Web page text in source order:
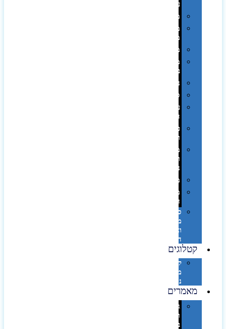
עור
מחברות
מחזיקי
מפתחות
משחקים
מתנה
בפחית
נסיעות
ספורט
על
השולחן…
פינוק
וספא
מזוודות
ותיקי
נסיעות
מטריות
מוצרי
חוף
סביבת
מחשב
וציוד
היקפי
קטלוגים
קטלוג
מוצרי
נייר
מאמרים
גימורים
והשבחות
בדפוס